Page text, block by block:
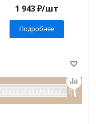
1 943₽/шт
Подробнее